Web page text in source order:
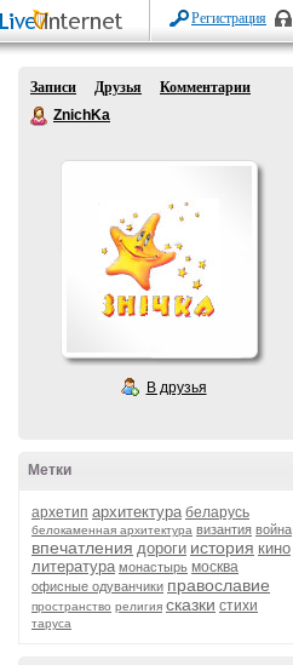
Регистрация
Записи Друзья
Комментарии
ZnichKa
В друзья
Метки
архетип архитектура беларусь
белокаменная архитектура византия война
впечатления дороги история кино
литература монастырь москва
офисные одуванчики православие
пространство религия сказки стихи
таруса